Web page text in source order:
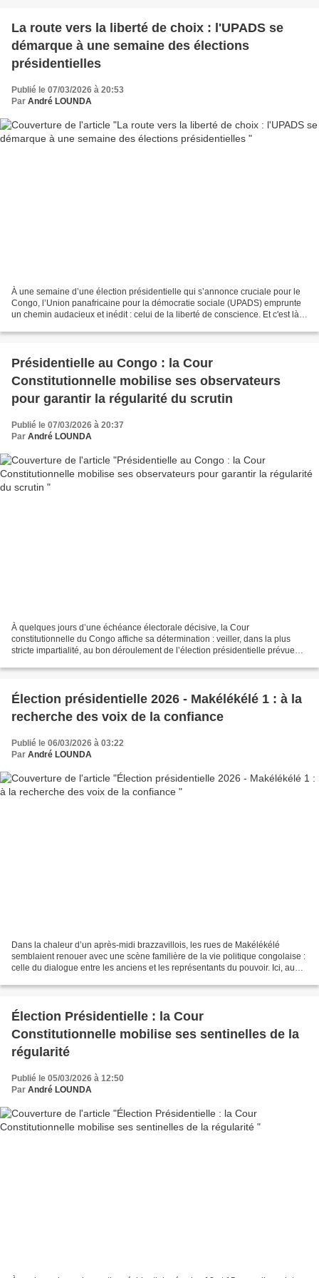
La route vers la liberté de choix : l'UPADS se
démarque à une semaine des élections
présidentielles
Publié le 07/03/2026 à 20:53
Par André LOUNDA
À une semaine d’une élection présidentielle qui s’annonce cruciale pour le
Congo, l’Union panafricaine pour la démocratie sociale (UPADS) emprunte
un chemin audacieux et inédit : celui de la liberté de conscience. Et c'est là
Présidentielle au Congo : la Cour
Constitutionnelle mobilise ses observateurs
pour garantir la régularité du scrutin
Publié le 07/03/2026 à 20:37
Par André LOUNDA
À quelques jours d’une échéance électorale décisive, la Cour
constitutionnelle du Congo affiche sa détermination : veiller, dans la plus
stricte impartialité, au bon déroulement de l’élection présidentielle prévue
Élection présidentielle 2026 - Makélékélé 1 : à la
recherche des voix de la confiance
Publié le 06/03/2026 à 03:22
Par André LOUNDA
Dans la chaleur d’un après-midi brazzavillois, les rues de Makélékélé
semblaient renouer avec une scène familière de la vie politique congolaise :
celle du dialogue entre les anciens et les représentants du pouvoir. Ici, au
Élection Présidentielle : la Cour
Constitutionnelle mobilise ses sentinelles de la
régularité
Publié le 05/03/2026 à 12:50
Par André LOUNDA